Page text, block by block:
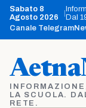
Vai
contenuto
Sabato 8
Agosto 2026
Dal
Canale Telegram
LA SCUOLA.
RETE.